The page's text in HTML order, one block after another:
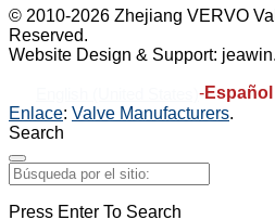
© 2010-2026 Zhejiang VERVO
Reserved.
Website Design & Support:
-Español
Enlace: Valve Manufacturers.
Search
Press Enter To Search